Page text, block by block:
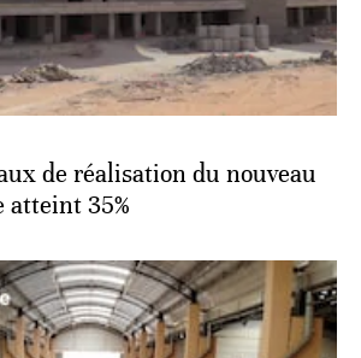
de réalisation du nouveau
atteint 35%